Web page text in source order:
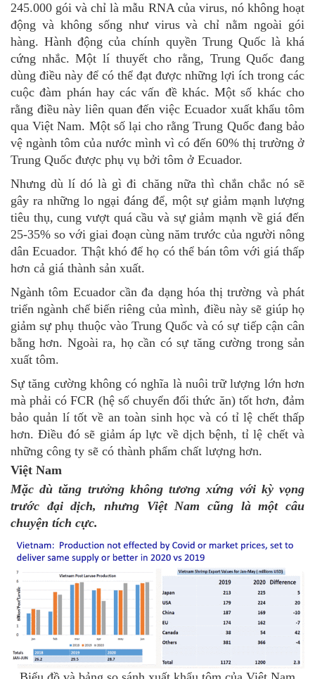
245.000 gói và chỉ là mẫu RNA của virus, nó không hoạt
động và không sống như virus và chỉ nằm ngoài gói
hàng. Hành động của chính quyền Trung Quốc là khá
cứng nhắc. Một lí thuyết cho rằng, Trung Quốc đang
dùng điều này để có thể đạt được những lợi ích trong các
cuộc đàm phán hay các vấn đề khác. Một số khác cho
rằng điều này liên quan đến việc Ecuador xuất khẩu tôm
qua Việt Nam. Một số lại cho rằng Trung Quốc đang bảo
vệ ngành tôm của nước mình vì có đến 60% thị trường ở
Trung Quốc được phụ vụ bởi tôm ở Ecuador.
Nhưng dù lí dó là gì đi chăng nữa thì chắn chắc nó sẽ
gây ra những lo ngại đáng để, một sự giảm mạnh lượng
tiêu thụ, cung vượt quá cầu và sự giảm mạnh về giá đến
25-35% so với giai đoạn cùng năm trước của người nông
dân Ecuador. Thật khó để họ có thể bán tôm với giá thấp
hơn cả giá thành sản xuất.
Ngành tôm Ecuador cần đa dạng hóa thị trường và phát
triển ngành chế biến riêng của mình, điều này sẽ giúp họ
giảm sự phụ thuộc vào Trung Quốc và có sự tiếp cận cân
bằng hơn. Ngoài ra, họ cần có sự tăng cường trong sản
xuất tôm.
Sự tăng cường không có nghĩa là nuôi trữ lượng lớn hơn
mà phải có FCR (hệ số chuyển đổi thức ăn) tốt hơn, đảm
bảo quản lí tốt về an toàn sinh học và có tỉ lệ chết thấp
hơn. Điều đó sẽ giảm áp lực về dịch bệnh, tỉ lệ chết và
những công ty sẽ có thành phẩm chất lượng hơn.
Việt Nam
Mặc dù tăng trưởng không tương xứng với kỳ vọng
trước đại dịch, nhưng Việt Nam cũng là một câu
chuyện tích cực.